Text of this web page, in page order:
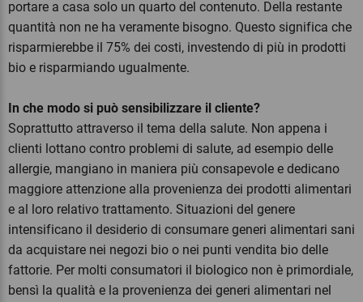
portare a casa solo un quarto del contenuto. Della restante
quantità non ne ha veramente bisogno. Questo significa che
risparmierebbe il 75% dei costi, investendo di più in prodotti
bio e risparmiando ugualmente.
In che modo si può sensibilizzare il cliente?
Soprattutto attraverso il tema della salute. Non appena i
clienti lottano contro problemi di salute, ad esempio delle
allergie, mangiano in maniera più consapevole e dedicano
maggiore attenzione alla provenienza dei prodotti alimentari
e al loro relativo trattamento. Situazioni del genere
intensificano il desiderio di consumare generi alimentari sani
da acquistare nei negozi bio o nei punti vendita bio delle
fattorie. Per molti consumatori il biologico non è primordiale,
bensì la qualità e la provenienza dei generi alimentari nel